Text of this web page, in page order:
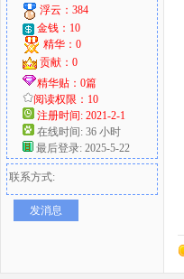
浮云：384
金钱：10
精华：0
贡献：0
精华贴：0篇
阅读权限：10
注册时间: 2021-2-1
在线时间: 36 小时
最后登录: 2025-5-22
联系方式:
发消息